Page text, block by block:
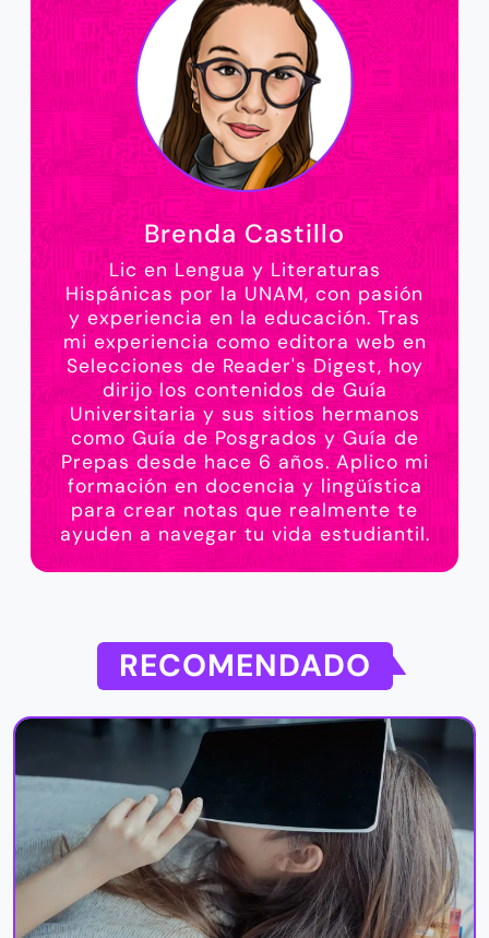
Brenda Castillo
Lic en Lengua y Literaturas
Hispánicas por la UNAM, con pasión
y experiencia en la educación. Tras
mi experiencia como editora web en
Selecciones de Reader's Digest, hoy
dirijo los contenidos de Guía
Universitaria y sus sitios hermanos
como Guía de Posgrados y Guía de
Prepas desde hace 6 años. Aplico mi
formación en docencia y lingüística
para crear notas que realmente te
ayuden a navegar tu vida estudiantil.
RECOMENDADO